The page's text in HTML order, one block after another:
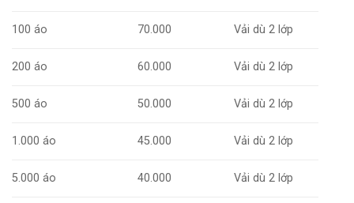
100 áo 70.000 Vải dù 2 lớp
200 áo 60.000 Vải dù 2 lớp
500 áo 50.000 Vải dù 2 lớp
1.000 áo 45.000 Vải dù 2 lớp
5.000 áo 40.000 Vải dù 2 lớp